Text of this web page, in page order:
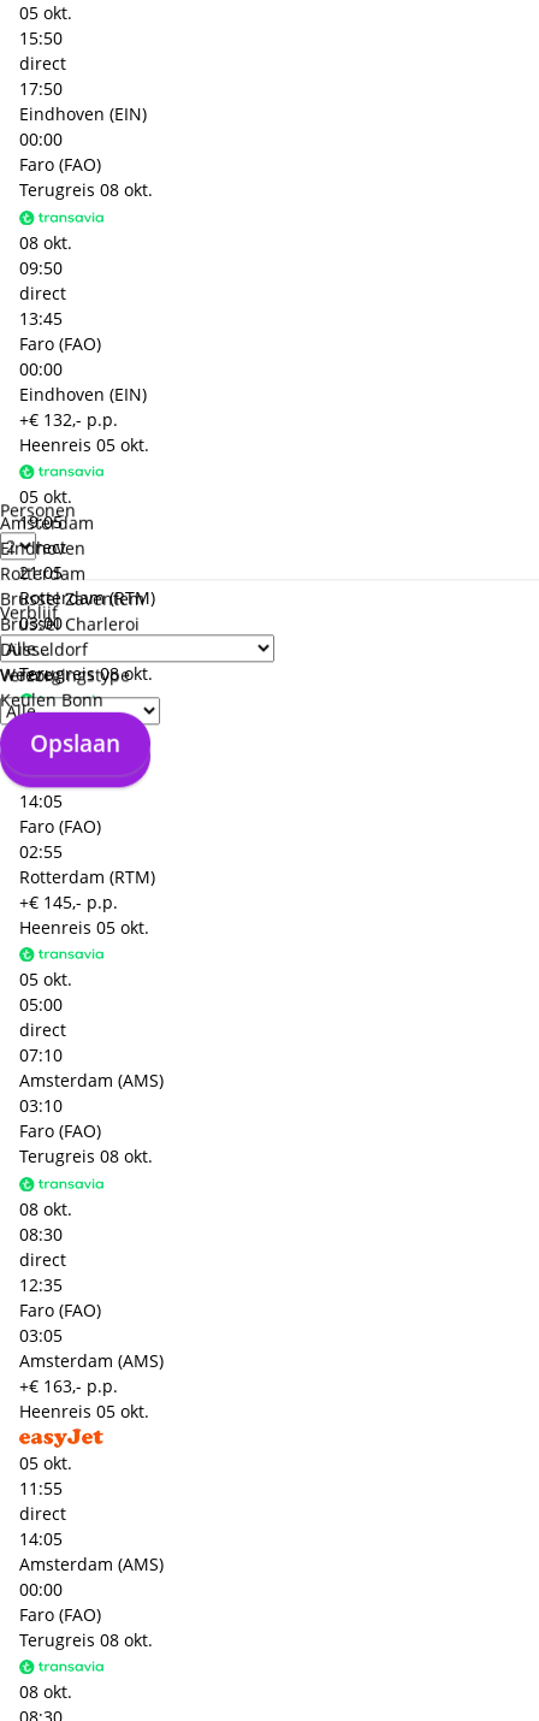
Personen
Verblijf
Verzorgingstype
Opslaan
Amsterdam
Eindhoven
Rotterdam
Brussel Zaventem
Brussel Charleroi
Düsseldorf
Weeze
Keulen Bonn
Opslaan
05 okt.
15:50
direct
17:50
Eindhoven (EIN)
00:00
Faro (FAO)
Terugreis 08 okt.
08 okt.
09:50
direct
13:45
Faro (FAO)
00:00
Eindhoven (EIN)
+€ 132,- p.p.
Heenreis 05 okt.
05 okt.
19:05
direct
21:05
Rotterdam (RTM)
03:00
Faro (FAO)
Terugreis 08 okt.
10:10
direct
14:05
Faro (FAO)
02:55
Rotterdam (RTM)
+€ 145,- p.p.
Heenreis 05 okt.
05 okt.
05:00
direct
07:10
Amsterdam (AMS)
03:10
Faro (FAO)
Terugreis 08 okt.
08 okt.
08:30
direct
12:35
Faro (FAO)
03:05
Amsterdam (AMS)
+€ 163,- p.p.
Heenreis 05 okt.
05 okt.
11:55
direct
14:05
Amsterdam (AMS)
00:00
Faro (FAO)
Terugreis 08 okt.
08 okt.